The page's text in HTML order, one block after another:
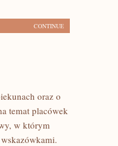
CONTINUE
oraz o
temat placówek
w którym